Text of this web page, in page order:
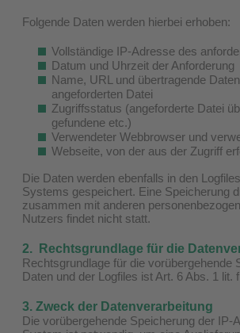
Folgende Daten werden hierbei erhoben:
Vollständige IP-Adresse des
Datum und Uhrzeit der Anforderung
Name, URL und übertragende
angeforderten Datei
Zugriffsstatus (angeforderte Datei
gefundene etc.)
Verwendeter Webbrowser und
Webseite, von der aus der Zugriff
Die Daten werden ebenfalls in den
Systems gespeichert. Eine Speicherung
zusammen mit anderen
Nutzers findet nicht statt.
2. Rechtsgrundlage für die
Rechtsgrundlage für die vorübergehende
Daten und der Logfiles ist Art. 6 Abs. 1 lit.
3. Zweck der Datenverarbeitung
Die vorübergehende Speicherung der IP-